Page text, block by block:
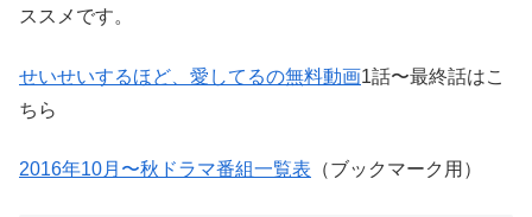
ススメです。
せいせいするほど、愛してるの無料動画1話〜最終話はこ
ちら
2016年10月〜秋ドラマ番組一覧表 （ブックマーク用）